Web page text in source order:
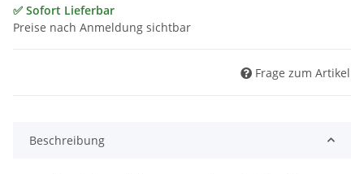
✅ Sofort Lieferbar
Preise nach Anmeldung sichtbar
Frage zum Artikel
Beschreibung